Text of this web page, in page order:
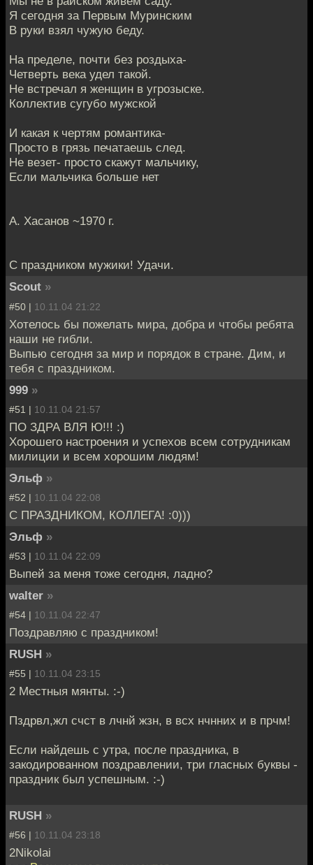
Я сегодня за Первым Муринским
В руки взял чужую беду.
На пределе, почти без роздыха-
Четверть века удел такой.
Не встречал я женщин в угрозыске.
Коллектив сугубо мужской
И какая к чертям романтика-
Просто в грязь печатаешь след.
Не везет- просто скажут мальчику,
Если мальчика больше нет
А. Хасанов ~1970 г.
С праздником мужики! Удачи.
Scout »
#50 | 10.11.04 21:22
Хотелось бы пожелать мира, добра и чтобы ребята
наши не гибли.
Выпью сегодня за мир и порядок в стране. Дим, и
тебя с праздником.
999 »
#51 | 10.11.04 21:57
ПО ЗДРА ВЛЯ Ю!!! :)
Хорошего настроения и успехов всем сотрудникам
милиции и всем хорошим людям!
Эльф »
#52 | 10.11.04 22:08
С ПРАЗДНИКОМ, КОЛЛЕГА! :0)))
Эльф »
#53 | 10.11.04 22:09
Выпей за меня тоже сегодня, ладно?
walter »
#54 | 10.11.04 22:47
Поздравляю с праздником!
RUSH »
#55 | 10.11.04 23:15
2 Местныя мянты. :-)
Пздрвл,жл счст в лчнй жзн, в всх нчнних и в прчм!
Если найдешь с утра, после праздника, в
закодированном поздравлении, три гласных буквы -
праздник был успешным. :-)
RUSH »
#56 | 10.11.04 23:18
2Nikolai